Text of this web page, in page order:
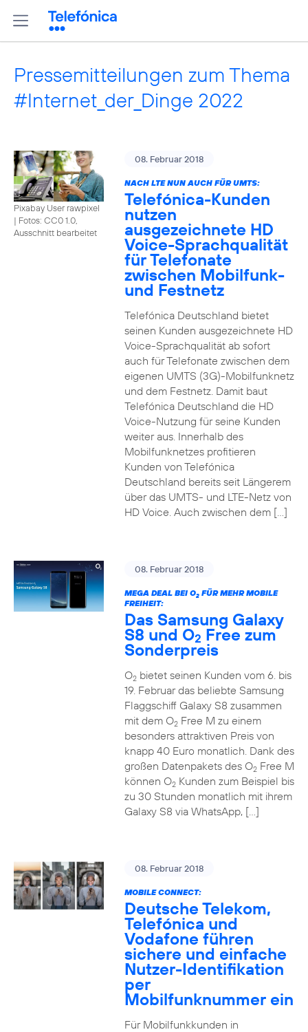
Pressemitteilungen zum Thema
#Internet_der_Dinge 2022
Pixabay User rawpixel
| Fotos: CC0 1.0,
Ausschnitt bearbeitet
08. Februar 2018
NACH LTE NUN AUCH FÜR UMTS:
Telefónica-Kunden
nutzen
ausgezeichnete HD
Voice-Sprachqualität
für Telefonate
zwischen Mobilfunk-
und Festnetz
Telefónica Deutschland bietet
seinen Kunden ausgezeichnete HD
Voice-Sprachqualität ab sofort
auch für Telefonate zwischen dem
eigenen UMTS (3G)-Mobilfunknetz
und dem Festnetz. Damit baut
Telefónica Deutschland die HD
Voice-Nutzung für seine Kunden
weiter aus. Innerhalb des
Mobilfunknetzes profitieren
Kunden von Telefónica
Deutschland bereits seit Längerem
über das UMTS- und LTE-Netz von
HD Voice. Auch zwischen dem […]
08. Februar 2018
MEGA DEAL BEI O2FÜR MEHR MOBILE
FREIHEIT:
Das Samsung Galaxy
S8 und O2 Free zum
Sonderpreis
O2bietet seinen Kunden vom 6. bis
19. Februar das beliebte Samsung
Flaggschiff Galaxy S8 zusammen
mit dem O2Free M zu einem
besonders attraktiven Preis von
knapp 40 Euro monatlich. Dank des
großen Datenpakets des O2Free M
können O2Kunden zum Beispiel bis
zu 30 Stunden monatlich mit ihrem
Galaxy S8 via WhatsApp, […]
08. Februar 2018
MOBILE CONNECT:
Deutsche Telekom,
Telefónica und
Vodafone führen
sichere und einfache
Nutzer-Identifikation
per
Mobilfunknummer ein
Für Mobilfunkkunden in